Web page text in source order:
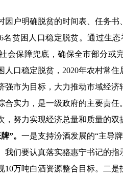
因户明确脱贫的时间表、任务
名贫困人口稳定脱贫。通过生态
会保障兜底 ，确保全市部分或
人口稳定脱贫，2020年农村常住
强市为目标，大力推动市域经济
合实力，是一级政府的主要责
，努力实现经济总量和质量的双
”。 一是支持汾酒发展的“主导
我们要认真落实骆惠宁书记的
万吨白酒资源整合目标。
二是